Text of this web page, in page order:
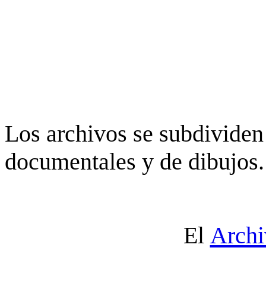
Los archivos se
documentales y de dibujos.
El